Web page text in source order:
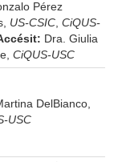
Pérez
US-CSIC, CiQUS-
Dra. Giulia
CiQUS-USC
DelBianco,
USC